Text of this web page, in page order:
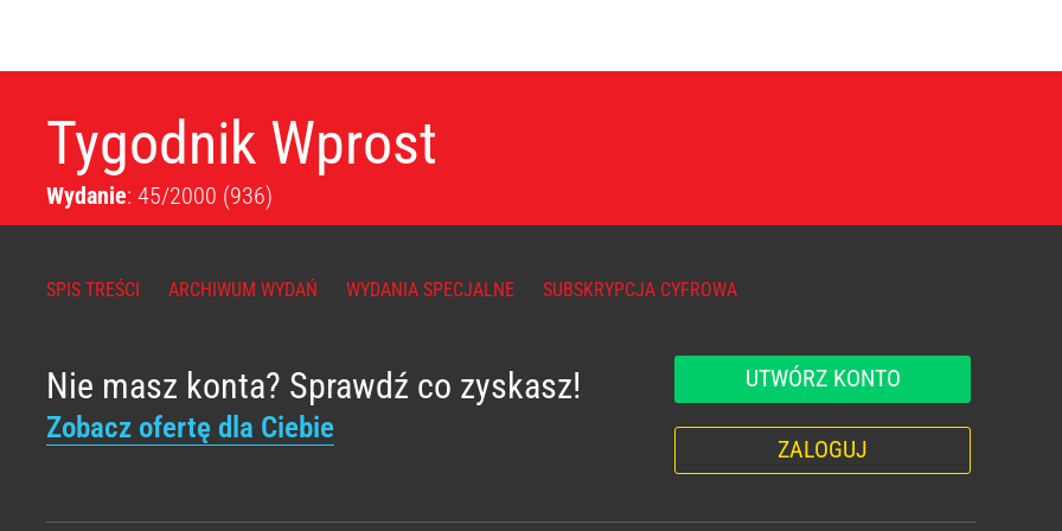
Tygodnik Wprost
Wydanie: 45/2000 (936)
SPIS TREŚCI ARCHIWUM WYDAŃ WYDANIA SPECJALNE SUBSKRYPCJA CYFROWA
Nie masz konta? Sprawdź co zyskasz!
Zobacz ofertę dla Ciebie
UTWÓRZ KONTO
ZALOGUJ